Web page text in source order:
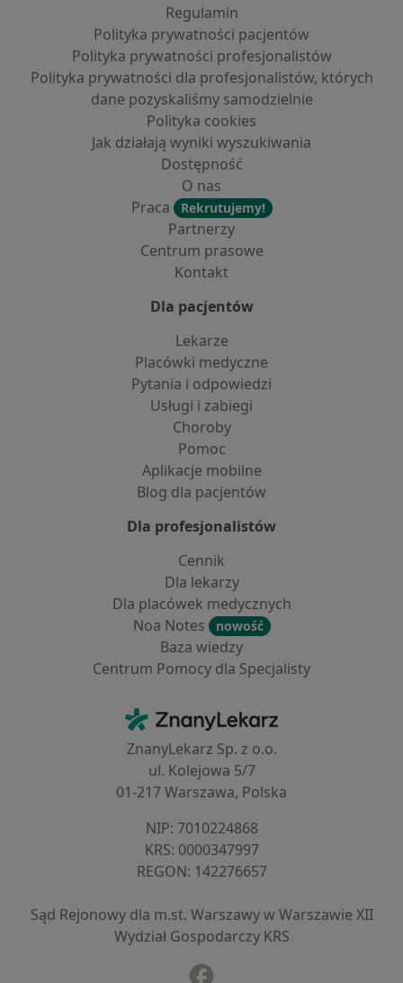
Regulamin
Polityka prywatności pacjentów
Polityka prywatności profesjonalistów
Polityka prywatności dla profesjonalistów, których
dane pozyskaliśmy samodzielnie
Polityka cookies
Jak działają wyniki wyszukiwania
Dostępność
O nas
Praca
Rekrutujemy!
Partnerzy
Centrum prasowe
Kontakt
Dla pacjentów
Lekarze
Placówki medyczne
Pytania i odpowiedzi
Usługi i zabiegi
Choroby
Pomoc
Aplikacje mobilne
Blog dla pacjentów
Dla profesjonalistów
Cennik
Dla lekarzy
Dla placówek medycznych
Noa Notes
nowość
Baza wiedzy
Centrum Pomocy dla Specjalisty
ZnanyLekarz - Strona główna
ZnanyLekarz Sp. z o.o.
ul. Kolejowa 5/7
01-217 Warszawa, Polska
NIP: ⁠7010224868
KRS: ⁠0000347997
REGON: ⁠142276657
Sąd Rejonowy dla m.st. Warszawy w Warszawie XII
Wydział Gospodarczy KRS